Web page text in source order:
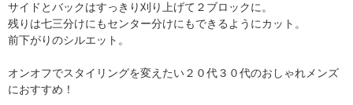
サイドとバックはすっきり刈り上げて２ブロックに。
残りは七三分けにもセンター分けにもできるようにカット。
前下がりのシルエット。
オンオフでスタイリングを変えたい２０代３０代のおしゃれメンズ
におすすめ！